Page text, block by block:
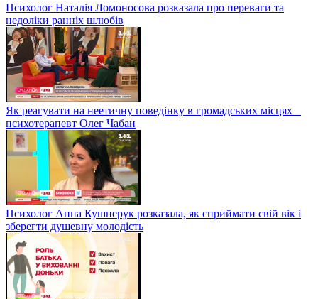
Психолог Наталія Ломоносова розказала про переваги та
недоліки ранніх шлюбів
Як реагувати на неетичну поведінку в громадських місцях –
психотерапевт Олег Чабан
Психолог Анна Кушнерук розказала, як сприймати свій вік і
зберегти душевну молодість